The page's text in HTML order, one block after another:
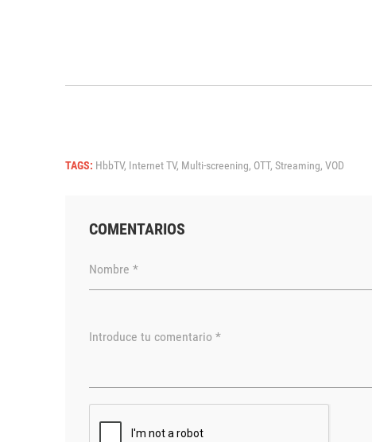
TAGS: HbbTV, Internet TV, Multi-screening, OTT, Streaming, VOD
COMENTARIOS
Nombre *
Introduce tu comentario *